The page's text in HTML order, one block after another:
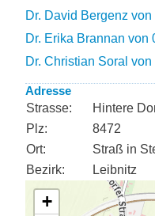
Dr. David Bergenz
Dr. Erika Brannan von
Dr. Christian Soral
Adresse
Strasse:
Hintere
Plz:
8472
Ort:
Straß in
Bezirk:
Leibnitz